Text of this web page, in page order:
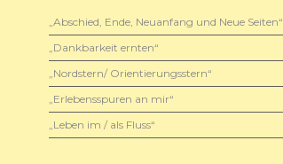
„Abschied, Ende, Neuanfang und Neue Seiten“
„Dankbarkeit ernten“
„Nordstern/ Orientierungsstern“
„Erlebensspuren an mir“
„Leben im / als Fluss“